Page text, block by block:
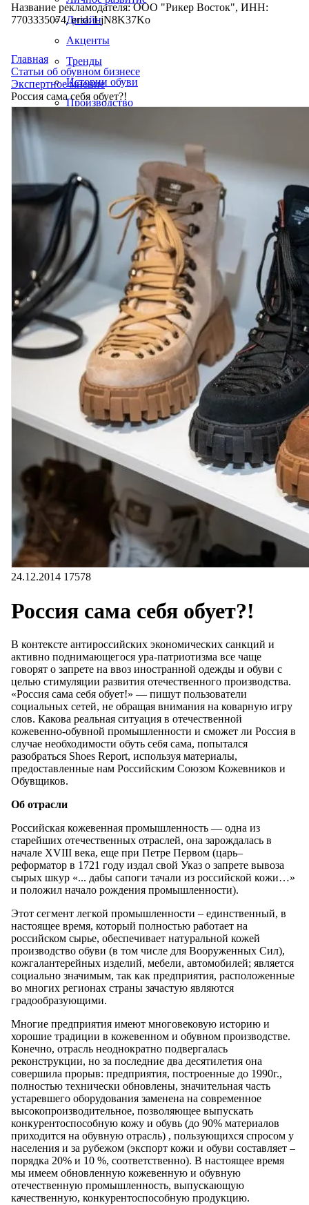
Дизайн
Акценты
Тренды
Истории обуви
Производство
Название рекламодателя: ООО "Рикер Восток", ИНН:
7703335074, erid: LjN8K37Ko
Главная
Статьи об обувном бизнесе
Экспертное мнение
Россия сама себя обует?!
24.12.2014 17578
Россия сама себя обует?!
В контексте антироссийских экономических санкций и
активно поднимающегося ура-патриотизма все чаще
говорят о запрете на ввоз иностранной одежды и обуви с
целью стимуляции развития отечественного производства.
«Россия сама себя обует!» — пишут пользователи
социальных сетей, не обращая внимания на коварную игру
слов. Какова реальная ситуация в отечественной
кожевенно-обувной промышленности и сможет ли Россия в
случае необходимости обуть себя сама, попытался
разобраться Shoes Report, используя материалы,
предоставленные нам Российским Союзом Кожевников и
Обувщиков.
Об отрасли
Российская кожевенная промышленность — одна из
старейших отечественных отраслей, она зарождалась в
начале XVIII века, еще при Петре Первом (царь–
реформатор в 1721 году издал свой Указ о запрете вывоза
сырых шкур «... дабы сапоги тачали из российской кожи…»
и положил начало рождения промышленности).
Этот сегмент легкой промышленности – единственный, в
настоящее время, который полностью работает на
российском сырье, обеспечивает натуральной кожей
производство обуви (в том числе для Вооруженных Сил),
кожгалантерейных изделий, мебели, автомобилей; является
социально значимым, так как предприятия, расположенные
во многих регионах страны зачастую являются
градообразующими.
Многие предприятия имеют многовековую историю и
хорошие традиции в кожевенном и обувном производстве.
Конечно, отрасль неоднократно подвергалась
реконструкции, но за последние два десятилетия она
совершила прорыв: предприятия, построенные до 1990г.,
полностью технически обновлены, значительная часть
устаревшего оборудования заменена на современное
высокопроизводительное, позволяющее выпускать
конкурентоспособную кожу и обувь (до 90% материалов
приходится на обувную отрасль) , пользующихся спросом у
населения и за рубежом (экспорт кожи и обуви составляет –
порядка 20% и 10 %, соответственно). В настоящее время
мы имеем обновленную кожевенную и обувную
отечественную промышленность, выпускающую
качественную, конкурентоспособную продукцию.